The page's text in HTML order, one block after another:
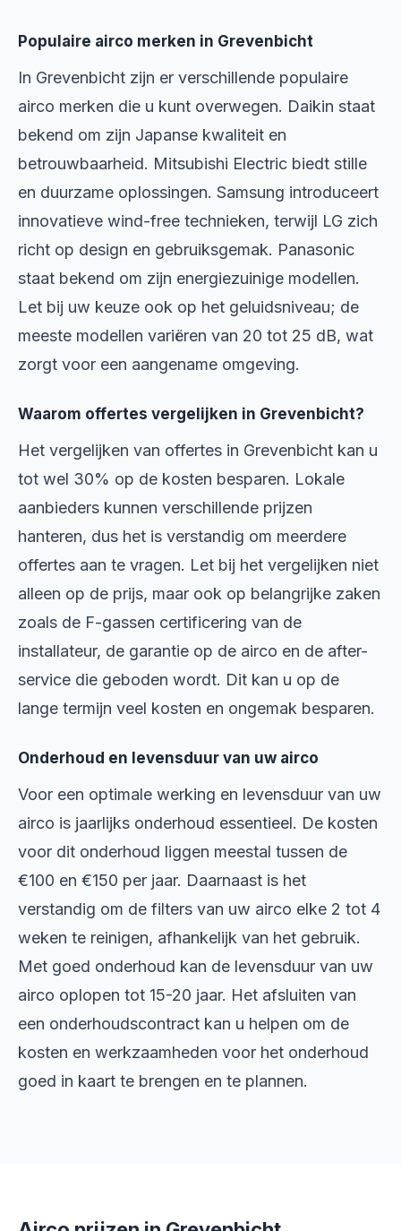
Populaire airco merken in Grevenbicht
In Grevenbicht zijn er verschillende populaire
airco merken die u kunt overwegen. Daikin staat
bekend om zijn Japanse kwaliteit en
betrouwbaarheid. Mitsubishi Electric biedt stille
en duurzame oplossingen. Samsung introduceert
innovatieve wind-free technieken, terwijl LG zich
richt op design en gebruiksgemak. Panasonic
staat bekend om zijn energiezuinige modellen.
Let bij uw keuze ook op het geluidsniveau; de
meeste modellen variëren van 20 tot 25 dB, wat
zorgt voor een aangename omgeving.
Waarom offertes vergelijken in Grevenbicht?
Het vergelijken van offertes in Grevenbicht kan u
tot wel 30% op de kosten besparen. Lokale
aanbieders kunnen verschillende prijzen
hanteren, dus het is verstandig om meerdere
offertes aan te vragen. Let bij het vergelijken niet
alleen op de prijs, maar ook op belangrijke zaken
zoals de F-gassen certificering van de
installateur, de garantie op de airco en de after-
service die geboden wordt. Dit kan u op de
lange termijn veel kosten en ongemak besparen.
Onderhoud en levensduur van uw airco
Voor een optimale werking en levensduur van uw
airco is jaarlijks onderhoud essentieel. De kosten
voor dit onderhoud liggen meestal tussen de
€100 en €150 per jaar. Daarnaast is het
verstandig om de filters van uw airco elke 2 tot 4
weken te reinigen, afhankelijk van het gebruik.
Met goed onderhoud kan de levensduur van uw
airco oplopen tot 15-20 jaar. Het afsluiten van
een onderhoudscontract kan u helpen om de
kosten en werkzaamheden voor het onderhoud
goed in kaart te brengen en te plannen.